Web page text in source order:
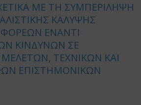
ΜΕ ΤΗ ΣΥΜΠΕΡΙΛΗΨΗ
ΚΑΛΥΨΗΣ
ΕΝΑΝΤΙ
ΚΙΝΔΥΝΩΝ ΣΕ
ΤΕΧΝΙΚΩΝ ΚΑΙ
ΕΠΙΣΤΗΜΟΝΙΚΩΝ